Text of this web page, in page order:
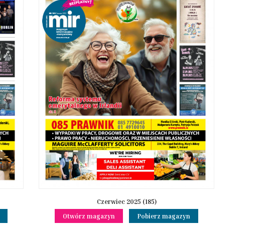
Czerwiec 2025 (185)
Otwórz magazyn
Pobierz magazyn